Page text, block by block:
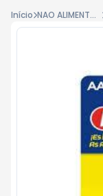
Início NAO ALIMENTOS